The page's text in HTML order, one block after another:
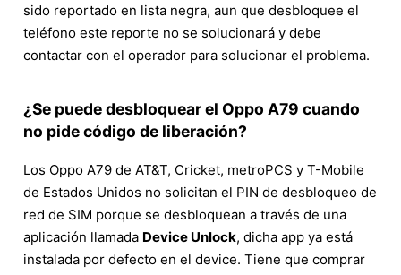
sido reportado en lista negra, aun que desbloquee el
teléfono este reporte no se solucionará y debe
contactar con el operador para solucionar el problema.
¿Se puede desbloquear el Oppo A79 cuando
no pide código de liberación?
Los Oppo A79 de AT&T, Cricket, metroPCS y T-Mobile
de Estados Unidos no solicitan el PIN de desbloqueo de
red de SIM porque se desbloquean a través de una
aplicación llamada Device Unlock, dicha app ya está
instalada por defecto en el device. Tiene que comprar